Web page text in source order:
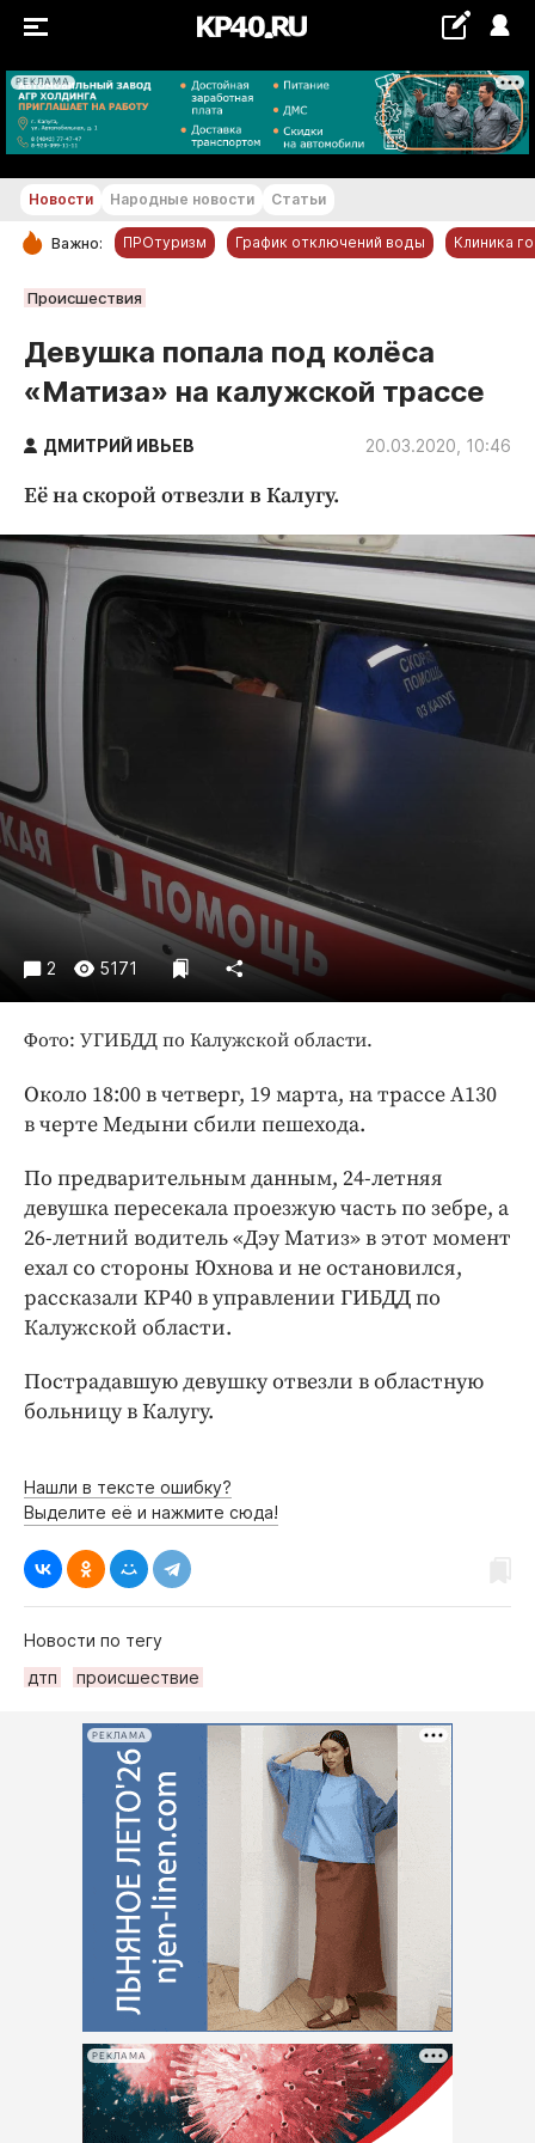
РЕКЛАМА
+17...+18 °С
РУБРИКИ
Новости компаний
Статьи
Народные новости
Авто и транспорт
Благоустройство
Криминал
Культура
Недвижимость и ЖКХ
Образование
Общество
Происшествия
Спорт
Экономика и бизнес
ПРОЕКТЫ
Блоги
Издания
Медиаперсона
Клиника года
Работодатель года
Новости Народные новости Статьи
Важно: ПРОтуризм График отключений воды Клиника
Происшествия
Девушка попала под колёса
«Матиза» на калужской трассе
ДМИТРИЙ ИВЬЕВ 20.03.2020, 10:46
Её на скорой отвезли в Калугу.
2 5171
Фото: УГИБДД по Калужской области.
Около 18:00 в четверг, 19 марта, на трассе А130
в черте Медыни сбили пешехода.
По предварительным данным, 24-летняя
девушка пересекала проезжую часть по зебре, а
26-летний водитель «Дэу Матиз» в этот момент
ехал со стороны Юхнова и не остановился,
рассказали KP40 в управлении ГИБДД по
Калужской области.
Пострадавшую девушку отвезли в областную
больницу в Калугу.
Нашли в тексте ошибку?
Выделите её и нажмите сюда!
Новости по тегу
дтп
происшествие
РЕКЛАМА
РЕКЛАМА